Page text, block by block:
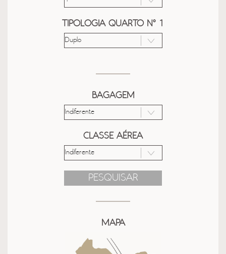
TIPOLOGIA QUARTO Nº 1
BAGAGEM
CLASSE AÉREA
PESQUISAR
MAPA